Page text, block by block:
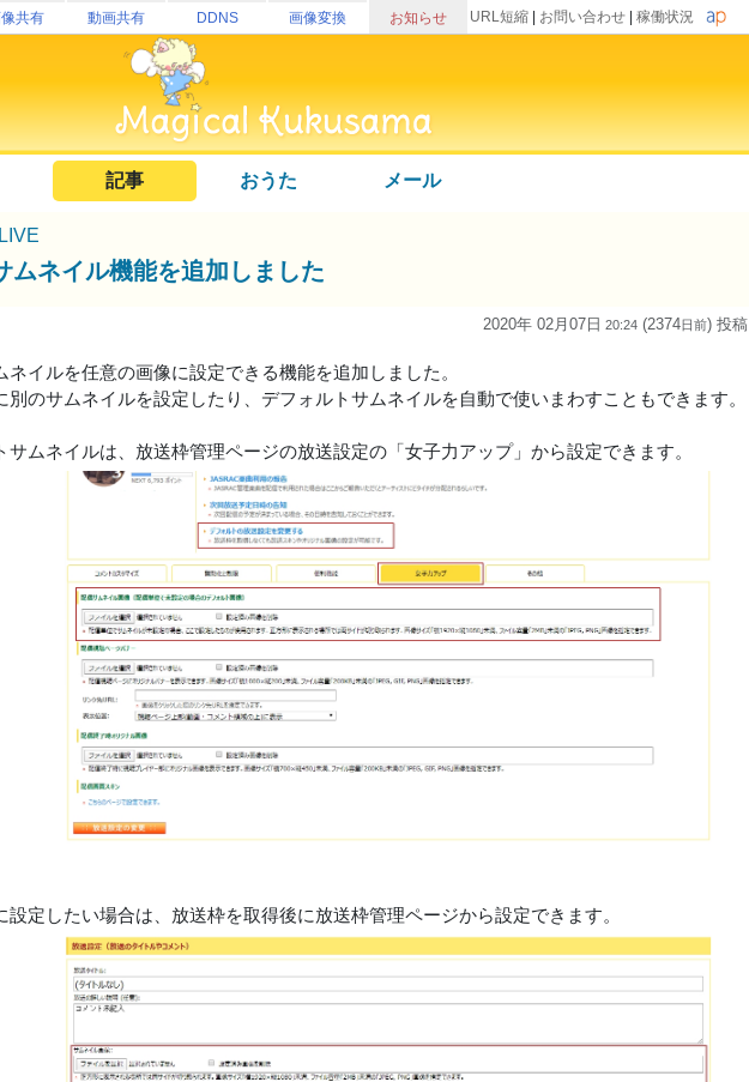
共有 動画共有 DDNS 画像変換 お知らせ URL短縮 お問い合わせ 稼働状況
記事 おうた メール
ムネイル機能を追加しました
2020年 02月07日 20:24 (2374日前) 投稿
ネイルを任意の画像に設定できる機能を追加しました。
別のサムネイルを設定したり、デフォルトサムネイルを自動で使いまわすこともできます。
サムネイルは、放送枠管理ページの放送設定の「女子力アップ」から設定できます。
設定したい場合は、放送枠を取得後に放送枠管理ページから設定できます。